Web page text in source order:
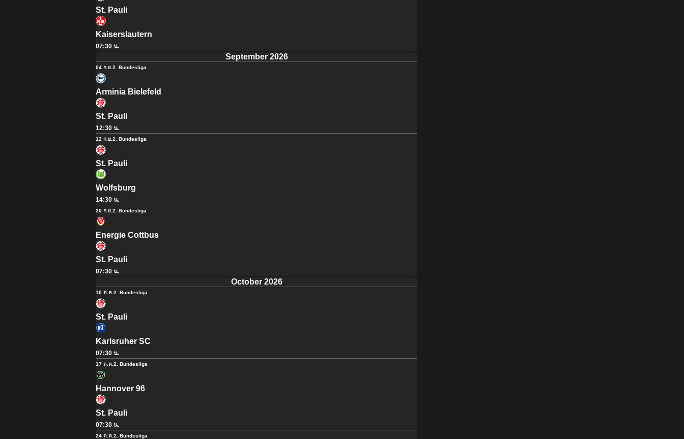
St. Pauli
Kaiserslautern
07:30 น.
September 2026
04 ก.ย.2. Bundesliga
Arminia Bielefeld
St. Pauli
12:30 น.
12 ก.ย.2. Bundesliga
St. Pauli
Wolfsburg
14:30 น.
20 ก.ย.2. Bundesliga
Energie Cottbus
St. Pauli
07:30 น.
October 2026
10 ต.ค.2. Bundesliga
St. Pauli
Karlsruher SC
07:30 น.
17 ต.ค.2. Bundesliga
Hannover 96
St. Pauli
07:30 น.
24 ต.ค.2. Bundesliga